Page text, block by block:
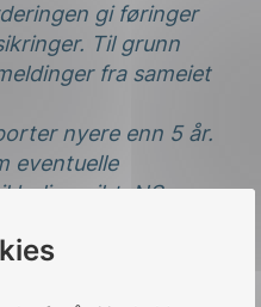
gi føringer
Til grunn
fra sameiet
nyere enn 5 år.
eventuelle
boligen iht. NS
for status